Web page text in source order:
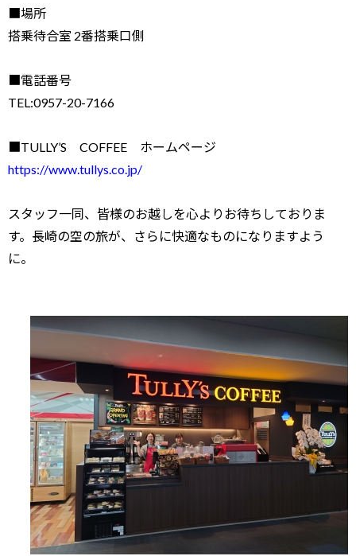
■場所
搭乗待合室 2番搭乗口側
■電話番号
TEL:0957-20-7166
■TULLY’S COFFEE ホームページ
https://www.tullys.co.jp/
スタッフ一同、皆様のお越しを心よりお待ちしておりま
す。長崎の空の旅が、さらに快適なものになりますよう
に。